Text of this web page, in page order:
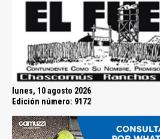
lunes, 10 agosto 2026
Edición número: 9172